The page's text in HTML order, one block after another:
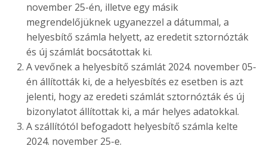
november 25-én, illetve egy másik
megrendelőjüknek ugyanezzel a dátummal, a
helyesbítő számla helyett, az eredetit sztornózták
és új számlát bocsátottak ki.
A vevőnek a helyesbítő számlát 2024. november 05-
én állították ki, de a helyesbítés ez esetben is azt
jelenti, hogy az eredeti számlát sztornózták és új
bizonylatot állítottak ki, a már helyes adatokkal.
A szállítótól befogadott helyesbítő számla kelte
2024. november 25-e.